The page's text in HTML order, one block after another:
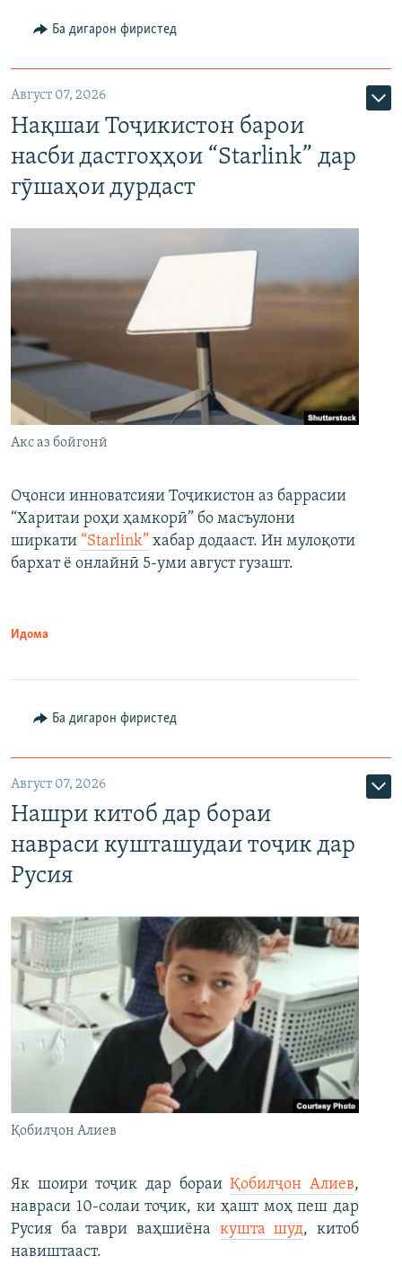
Ба дигарон фиристед
Август 07, 2026
Нақшаи Тоҷикистон барои
насби дастгоҳҳои “Starlink” дар
гӯшаҳои дурдаст
Акс аз бойгонӣ
Оҷонси инноватсияи Тоҷикистон аз баррасии
“Харитаи роҳи ҳамкорӣ” бо масъулони
ширкати “Starlink” хабар додааст. Ин мулоқоти
бархат ё онлайнӣ 5-уми август гузашт.
Идома
Ба дигарон фиристед
Август 07, 2026
Нашри китоб дар бораи
навраси кушташудаи тоҷик дар
Русия
Қобилҷон Алиев
Як шоири тоҷик дар бораиҚобилҷон Алиев,
навраси 10-солаи тоҷик, ки ҳашт моҳ пеш дар
Русия ба таври ваҳшиёна кушта шуд, китоб
навиштааст.